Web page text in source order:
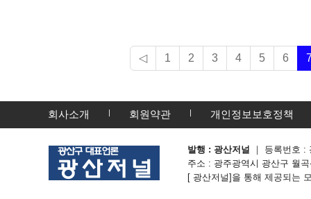
◁ 1 2 3 4 5 6
회사소개 회원약관 개인정보보호정책
발행 : 광산저널 ｜ 등록번호 :
주소 : 광주광역시 광산구 월
[ 광산저널]을 통해 제공되는